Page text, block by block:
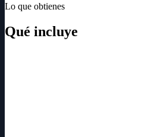
Lo que obtienes
Qué incluye